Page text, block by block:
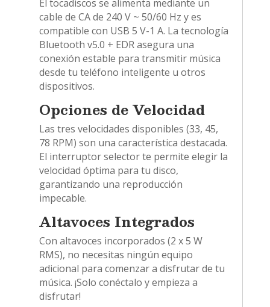
El tocadiscos se alimenta mediante un
cable de CA de 240 V ~ 50/60 Hz y es
compatible con USB 5 V-1 A. La tecnología
Bluetooth v5.0 + EDR asegura una
conexión estable para transmitir música
desde tu teléfono inteligente u otros
dispositivos.
Opciones de Velocidad
Las tres velocidades disponibles (33, 45,
78 RPM) son una característica destacada.
El interruptor selector te permite elegir la
velocidad óptima para tu disco,
garantizando una reproducción
impecable.
Altavoces Integrados
Con altavoces incorporados (2 x 5 W
RMS), no necesitas ningún equipo
adicional para comenzar a disfrutar de tu
música. ¡Solo conéctalo y empieza a
disfrutar!